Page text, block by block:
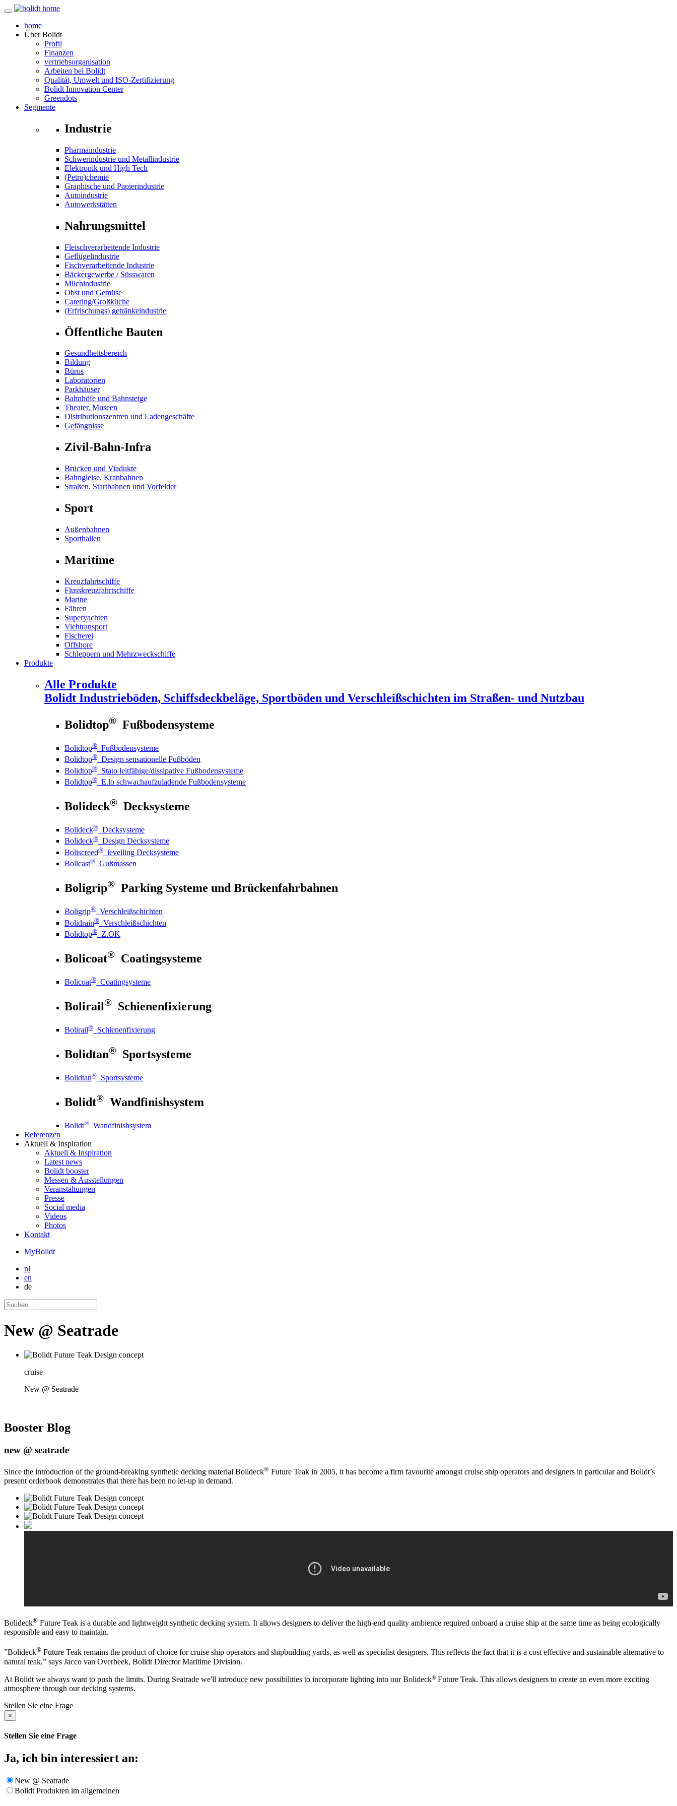
home
ÜberBolidt
Profil
Finanzen
vertriebsorganisation
Arbeiten bei Bolidt
Qualität, Umwelt und ISO-Zertifizierung
Bolidt Innovation Center
Greendots
Segmente
Industrie
Pharmaindustrie
Schwerindustrie und Metallindustrie
Elektronik und High Tech
(Petro)chemie
Graphische und Papierindustrie
Autoindustrie
Autowerkstätten
Nahrungsmittel
Fleischverarbeitende Industrie
Geflügelindustrie
Fischverarbeitende Industrie
Bäckergewerbe / Süsswaren
Milchindustrie
Obst und Gemüse
Catering/Großküche
(Erfrischungs) getränkeindustrie
Öffentliche Bauten
Gesundheitsbereich
Bildung
Büros
Laboratorien
Parkhäuser
Bahnhöfe und Bahnsteige
Theater, Museen
Distributionszentren und Ladengeschäfte
Gefängnisse
Zivil-Bahn-Infra
Brücken und Viadukte
Bahngleise, Kranbahnen
Straßen, Startbahnen und Vorfelder
Sport
Außenbahnen
Sporthallen
Maritime
Kreuzfahrtschiffe
Flusskreuzfahrtschiffe
Marine
Fähren
Superyachten
Viehtransport
Fischerei
Offshore
Schleppern und Mehrzweckschiffe
Produkte
Alle Produkte
Bolidt Industrieböden, Schiffsdeckbeläge, Sportböden und Verschleißschichten im Straßen- und Nutzbau
Bolidtop® Fußbodensysteme
Bolidtop® Fußbodensysteme
Bolidtop® Design sensationelle Fußböden
Bolidtop® Stato leitfähige/dissipative Fußbodensysteme
Bolidtop® E.lo schwachaufzuladende Fußbodensysteme
Bolideck® Decksysteme
Bolideck® Decksysteme
Bolideck® Design Decksysteme
Boliscreed® levelling Decksysteme
Bolicast® Gußmassen
Boligrip® Parking Systeme und Brückenfahrbahnen
Boligrip® Verschleißschichten
Bolidrain® Verschleißschichten
Bolidtop® Z.OK
Bolicoat® Coatingsysteme
Bolicoat® Coatingsysteme
Bolirail® Schienenfixierung
Bolirail® Schienenfixierung
Bolidtan® Sportsysteme
Bolidtan® Sportsysteme
Bolidt® Wandfinishsystem
Bolidt® Wandfinishsystem
Referenzen
Aktuell & Inspiration
Aktuell & Inspiration
Latest news
Bolidt booster
Messen & Ausstellungen
Veranstaltungen
Presse
Social media
Videos
Photos
Kontakt
MyBolidt
nl
en
de
New @ Seatrade
cruise
New @ Seatrade
Booster Blog
new @ seatrade
Since the introduction of the ground-breaking synthetic decking material Bolideck® Future Teak in 2005, it has become a firm favourite amongst cruise ship operators and designers in particular and Bolidt’s
present orderbook demonstrates that there has been no let-up in demand.
Bolideck® Future Teak is a durable and lightweight synthetic decking system. It allows designers to deliver the high-end quality ambience required onboard a cruise ship at the same time as being ecologically
responsible and easy to maintain.
”Bolideck® Future Teak remains the product of choice for cruise ship operators and shipbuilding yards, as well as specialist designers. This reflects the fact that it is a cost effective and sustainable alternative to
natural teak,” says Jacco van Overbeek, Bolidt Director Maritime Division.
At Bolidt we always want to push the limits. During Seatrade we'll introduce new possibilities to incorporate lighting into our Bolideck® Future Teak. This allows designers to create an even more exciting
atmosphere through our decking systems.
Stellen Sie eine Frage
×
Stellen Sie eine Frage
Ja, ich bin interessiert an:
New @ Seatrade
Bolidt Produkten im allgemeinen